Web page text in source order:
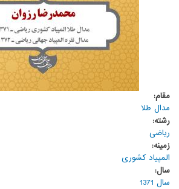
مقام:
مدال طلا
رشته:
ریاضی
زمینه:
المپیاد کشوری
سال:
سال 1371